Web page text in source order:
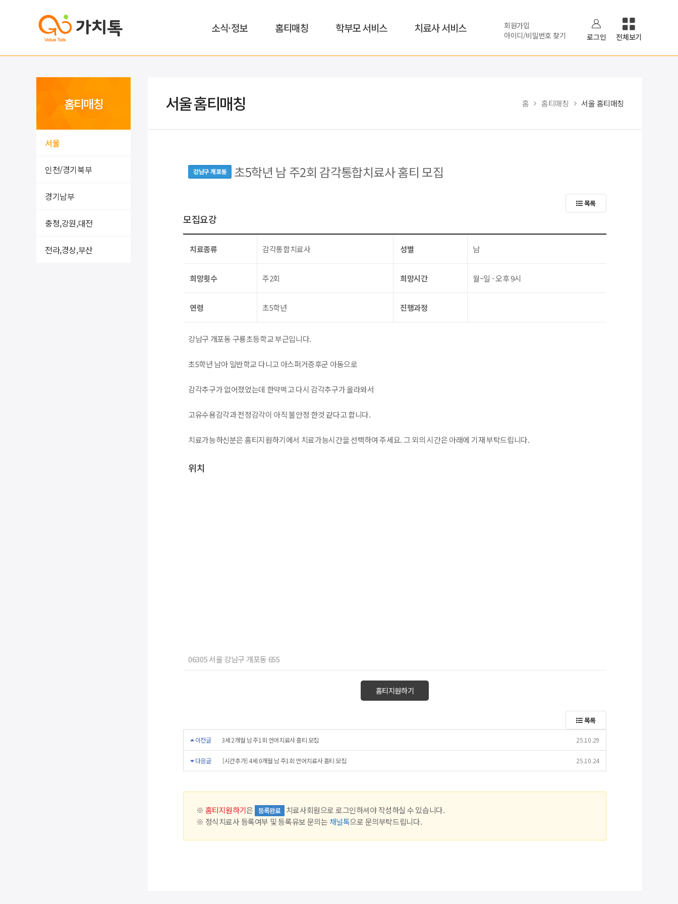
소식·정보 홈티매칭 학부모 서비스 치료사 서비스
회원가입
아이디/비밀번호 찾기
로그인 전체보기
홈티매칭
서울
인천/경기북부
경기남부
충청,강원,대전
전라,경상,부산
서울 홈티매칭 홈 홈티매칭 서울 홈티매칭
강남구 개포동 초5학년 남 주2회 감각통합치료사 홈티 모집
목록
모집요강
치료종류 감각통합치료사 성별 남
희망횟수 주2회 희망시간 월~일 - 오후 9시
연령 초5학년 진행과정
강남구 개포동 구룡초등학교 부근입니다.
초5학년 남아 일반학교 다니고 아스퍼거증후군 아동으로
감각추구가 없어졌었는데 한약먹고 다시 감각추구가 올라와서
고유수용감각과 전정감각이 아직 불안정 한것 같다고 합니다.
치료가능하신분은 홈티지원하기에서 치료가능시간을 선택하여 주세요. 그 외의 시간은 아래에 기재 부탁드립니다.
위치
06305 서울 강남구 개포동 655
홈티지원하기
목록
이전글 3세 2개월 남 주1회 언어치료사 홈티 모집 25.10.29
다음글 [시간추가] 4세 0개월 남 주1회 언어치료사 홈티 모집 25.10.24
※ 홈티지원하기은 등록완료
치료사회원으로 로그인하셔야 작성하실 수 있습니다.
※ 정식치료사 등록여부 및 등록유보 문의는 채널톡으로 문의부탁드립니다.